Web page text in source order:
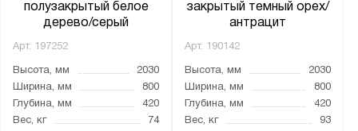
полузакрытый белое
дерево/серый
Арт. 197252
Высота, мм
2030
Ширина, мм
800
Глубина, мм
420
Вес, кг
74
закрытый темный орех/
антрацит
Арт. 190142
Высота, мм
2030
Ширина, мм
800
Глубина, мм
420
Вес, кг
93